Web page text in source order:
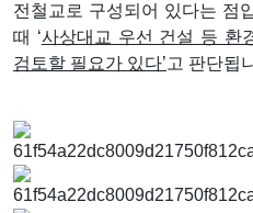
전철교로 구성되어 있다는 점
때 ‘사상대교 우선 건설 등 환
검토할 필요가 있다’고 판단됩